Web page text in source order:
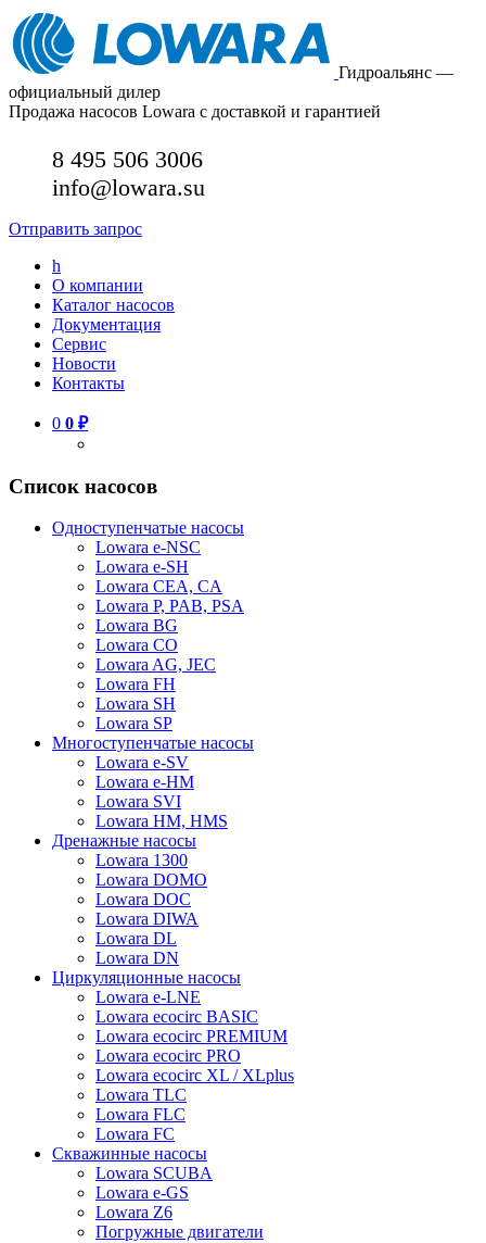
Гидроальянс —
официальный дилер
Продажа насосов Lowara с доставкой и гарантией
8 495 506 3006
info@lowara.su
Отправить запрос
h
О компании
Каталог насосов
Документация
Сервис
Новости
Контакты
0 0 ₽
Список насосов
Одноступенчатые насосы
Lowara e-NSC
Lowara e-SH
Lowara CEA, CA
Lowara P, PAB, PSA
Lowara BG
Lowara CO
Lowara AG, JEC
Lowara FH
Lowara SH
Lowara SP
Многоступенчатые насосы
Lowara e-SV
Lowara e-HM
Lowara SVI
Lowara HM, HMS
Дренажные насосы
Lowara 1300
Lowara DOMO
Lowara DOC
Lowara DIWA
Lowara DL
Lowara DN
Циркуляционные насосы
Lowara e-LNE
Lowara ecocirc BASIC
Lowara ecocirc PREMIUM
Lowara ecocirc PRO
Lowara ecocirc XL / XLplus
Lowara TLC
Lowara FLC
Lowara FC
Скважинные насосы
Lowara SCUBA
Lowara e-GS
Lowara Z6
Погружные двигатели